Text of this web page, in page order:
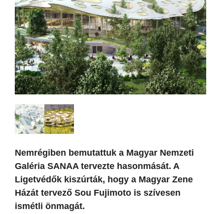
Nemrégiben bemutattuk a Magyar Nemzeti
Galéria SANAA tervezte hasonmását. A
Ligetvédők kiszúrták, hogy a Magyar Zene
Házát tervező Sou Fujimoto is szívesen
ismétli önmagát.